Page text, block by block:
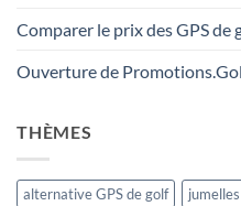
Comparer le prix des GPS de
Ouverture de
THÈMES
alternative GPS de golf